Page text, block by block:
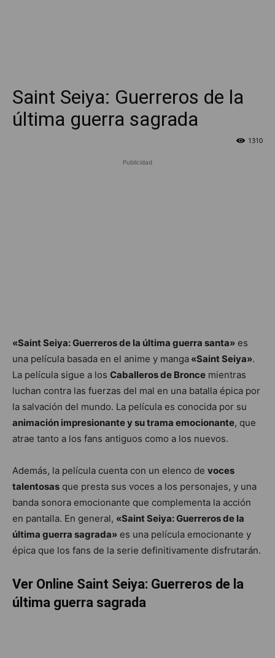
Saint Seiya: Guerreros de la
última guerra sagrada
1310
Publicidad
«Saint Seiya: Guerreros de la última guerra santa» es
una película basada en el anime y manga «Saint Seiya».
La película sigue a los Caballeros de Bronce mientras
luchan contra las fuerzas del mal en una batalla épica por
la salvación del mundo. La película es conocida por su
animación impresionante y su trama emocionante, que
atrae tanto a los fans antiguos como a los nuevos.
Además, la película cuenta con un elenco de voces
talentosas que presta sus voces a los personajes, y una
banda sonora emocionante que complementa la acción
en pantalla. En general, «Saint Seiya: Guerreros de la
última guerra sagrada» es una película emocionante y
épica que los fans de la serie definitivamente disfrutarán.
Ver Online Saint Seiya: Guerreros de la
última guerra sagrada